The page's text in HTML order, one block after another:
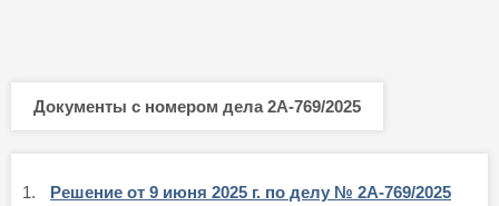
Документы с номером дела 2А-769/2025
1. Решение от 9 июня 2025 г. по делу № 2А-769/2025